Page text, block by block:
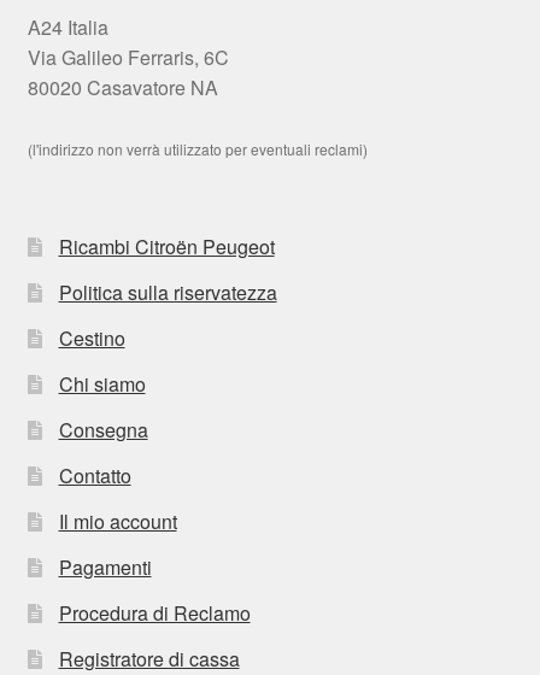
A24 Italia
Via Galileo Ferraris, 6C
80020 Casavatore NA
(l'indirizzo non verrà utilizzato per eventuali reclami)
Ricambi Citroën Peugeot
Politica sulla riservatezza
Cestino
Chi siamo
Consegna
Contatto
Il mio account
Pagamenti
Procedura di Reclamo
Registratore di cassa